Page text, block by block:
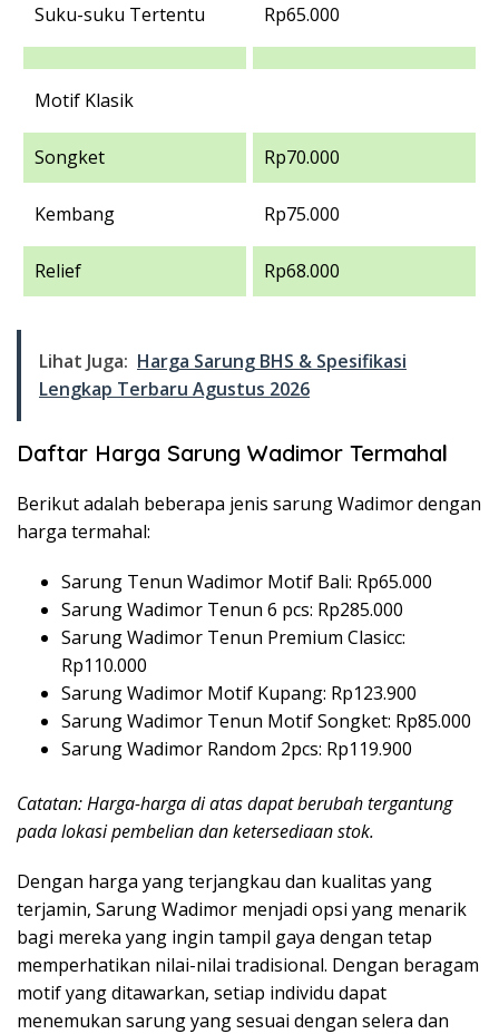
Suku-suku Tertentu Rp65.000
Motif Klasik
Songket Rp70.000
Kembang Rp75.000
Relief Rp68.000
Lihat Juga: Harga Sarung BHS & Spesifikasi
Lengkap Terbaru Agustus 2026
Daftar Harga Sarung Wadimor Termahal
Berikut adalah beberapa jenis sarung Wadimor dengan
harga termahal:
Sarung Tenun Wadimor Motif Bali: Rp65.000
Sarung Wadimor Tenun 6 pcs: Rp285.000
Sarung Wadimor Tenun Premium Clasicc:
Rp110.000
Sarung Wadimor Motif Kupang: Rp123.900
Sarung Wadimor Tenun Motif Songket: Rp85.000
Sarung Wadimor Random 2pcs: Rp119.900
Catatan: Harga-harga di atas dapat berubah tergantung
pada lokasi pembelian dan ketersediaan stok.
Dengan harga yang terjangkau dan kualitas yang
terjamin, Sarung Wadimor menjadi opsi yang menarik
bagi mereka yang ingin tampil gaya dengan tetap
memperhatikan nilai-nilai tradisional. Dengan beragam
motif yang ditawarkan, setiap individu dapat
menemukan sarung yang sesuai dengan selera dan